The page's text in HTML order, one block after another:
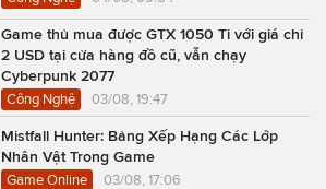
Game thủ mua được GTX 1050 Ti với giá chỉ
2 USD tại cửa hàng đồ cũ, vẫn chạy
Cyberpunk 2077
Công Nghệ 03/08, 19:47
Mistfall Hunter: Bảng Xếp Hạng Các Lớp
Nhân Vật Trong Game
Game Online 03/08, 17:06